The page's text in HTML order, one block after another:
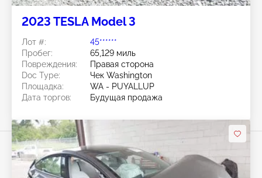
2023 TESLA Model 3
Лот #:
45******
Пробег:
65,129 миль
Повреждения:
Правая сторона
Doc Type:
Чек Washington
Площадка:
WA - PUYALLUP
Дата торгов:
Будущая продажа